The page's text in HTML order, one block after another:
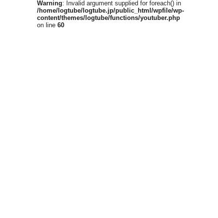
Warning: Invalid argument supplied for foreach() in
/home/logtube/logtube.jp/public_html/wpfile/wp-
content/themes/logtube/functions/youtuber.php
on line 60